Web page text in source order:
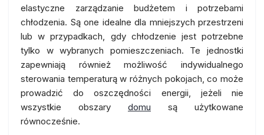
elastyczne zarządzanie budżetem i potrzebami
chłodzenia. Są one idealne dla mniejszych przestrzeni
lub w przypadkach, gdy chłodzenie jest potrzebne
tylko w wybranych pomieszczeniach. Te jednostki
zapewniają również możliwość indywidualnego
sterowania temperaturą w różnych pokojach, co może
prowadzić do oszczędności energii, jeżeli nie
wszystkie obszary domu są użytkowane
równocześnie.